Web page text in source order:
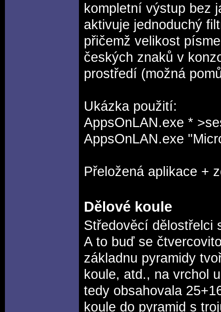
kompletní výstup bez
aktivuje jednoduchý
přičemž velikost
českých znaků v
prostředí (možná
Ukázka použití:
AppsOnLAN.exe *
AppsOnLAN.exe
Přeložená aplikace +
Dělové koule
Středověcí dělostřelci
A to buď se
základnu pyramidy
koule, atd., na vrchol
tedy obsahovala
koule do pyramid s